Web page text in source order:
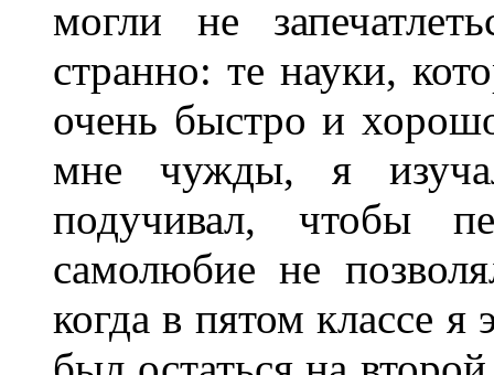
могли не
странно: те науки,
очень быстро и
мне чужды, я
подучивал, чтобы
самолюбие не
когда в пятом классе